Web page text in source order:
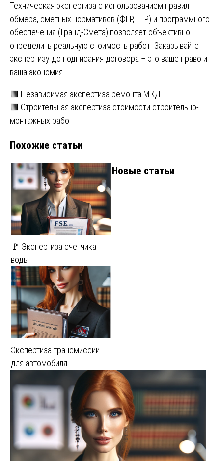
Техническая экспертиза с использованием правил
обмера, сметных нормативов (ФЕР, ТЕР) и программного
обеспечения (Гранд-Смета) позволяет объективно
определить реальную стоимость работ. Заказывайте
экспертизу до подписания договора – это ваше право и
ваша экономия.
Навигация
по
🟩 Независимая экспертиза ремонта МКД
🟩 Строительная экспертиза стоимости строительно-
монтажных работ
Похожие статьи
🚩 Экспертиза счетчика
воды
Экспертиза трансмиссии
для автомобиля
Новые статьи